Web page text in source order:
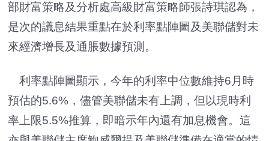
部財富策略及分析處高級財富策略師張詩琪認為，
是次的議息結果重點在於利率點陣圖及美聯儲對未
來經濟增長及通脹數據預測。
利率點陣圖顯示，今年的利率中位數維持6月時
預估的5.6%，儘管美聯儲未有上調，但以現時利
率上限5.5%推算，即暗示年內還有加息機會。這